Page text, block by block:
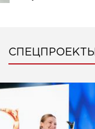
СПЕЦПРОЕКТЫ